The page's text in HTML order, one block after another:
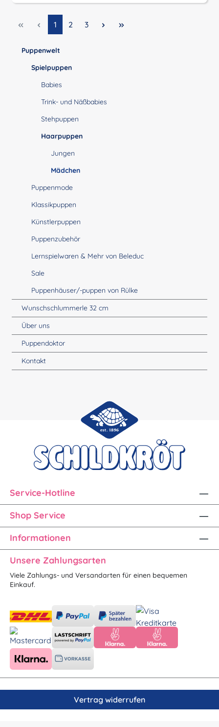
Puppenwelt
Spielpuppen
Babies
Trink- und Näßbabies
Stehpuppen
Haarpuppen
Jungen
Mädchen
Puppenmode
Klassikpuppen
Künstlerpuppen
Puppenzubehör
Lernspielwaren & Mehr von Beleduc
Sale
Puppenhäuser/-puppen von Rülke
Wunschschlummerle 32 cm
Über uns
Puppendoktor
Kontakt
Seite
1 Seite
2 Seite
3
Service-Hotline
Shop Service
Informationen
Unsere Zahlungsarten
Viele Zahlungs- und Versandarten für einen bequemen
Einkauf.
Vertrag widerrufen